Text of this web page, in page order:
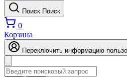
Поиск Поиск
0
Корзина
Переключить информацию